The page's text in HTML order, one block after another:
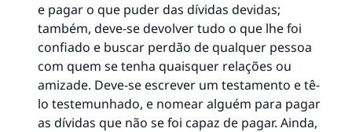
e pagar o que puder das dívidas devidas;
também, deve-se devolver tudo o que lhe foi
confiado e buscar perdão de qualquer pessoa
com quem se tenha quaisquer relações ou
amizade. Deve-se escrever um testamento e tê-
lo testemunhado, e nomear alguém para pagar
as dívidas que não se foi capaz de pagar. Ainda,